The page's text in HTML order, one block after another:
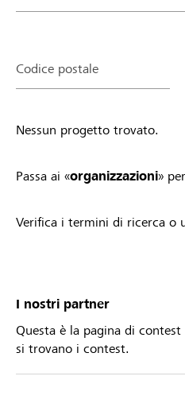
Codice postale
Nessun progetto trovato.
Passa ai «organizzazioni»
Verifica i termini di ricerca o
I nostri partner
Questa è la pagina di contest
si trovano i contest.